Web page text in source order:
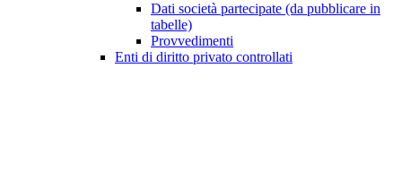
Dati società partecipate (da pubblicare in
tabelle)
Provvedimenti
Enti di diritto privato controllati